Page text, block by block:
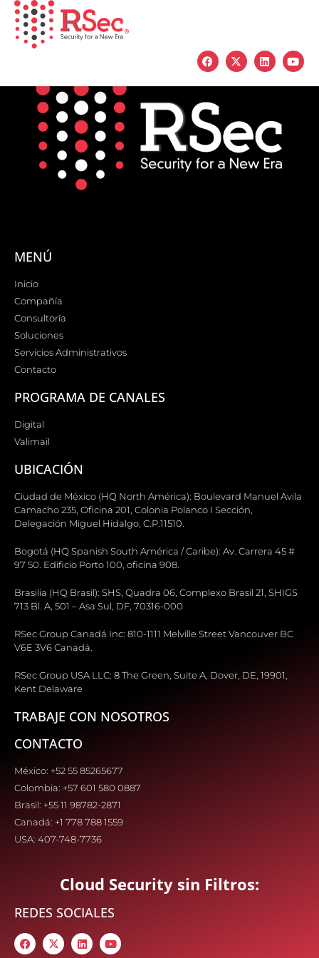
MENÚ
Inicio
Compañía
Consultoría
Soluciones
Servicios Administrativos
Contacto
PROGRAMA DE CANALES
Digital
Valimail
UBICACIÓN
Ciudad de México (HQ North América): Boulevard Manuel Avila
Camacho 235, Oficina 201, Colonia Polanco I Sección,
Delegación Miguel Hidalgo, C.P.11510.
Bogotá (HQ Spanish South América / Caribe): Av. Carrera 45 #
97 50. Edificio Porto 100, oficina 908.
Brasilia (HQ Brasil): SHS, Quadra 06, Complexo Brasil 21, SHIGS
713 Bl. A, 501 – Asa Sul, DF, 70316-000
RSec Group Canadá Inc: 810-1111 Melville Street Vancouver BC
V6E 3V6 Canadá.
RSec Group USA LLC: 8 The Green, Suite A, Dover, DE, 19901,
Kent Delaware
TRABAJE CON NOSOTROS
CONTACTO
México: +52 55 85265677
Colombia: +57 601 580 0887
Brasil: +55 11 98782-2871
Canadá: +1 778 788 1559
USA: 407-748-7736
Cloud Security sin Filtros:
REDES SOCIALES